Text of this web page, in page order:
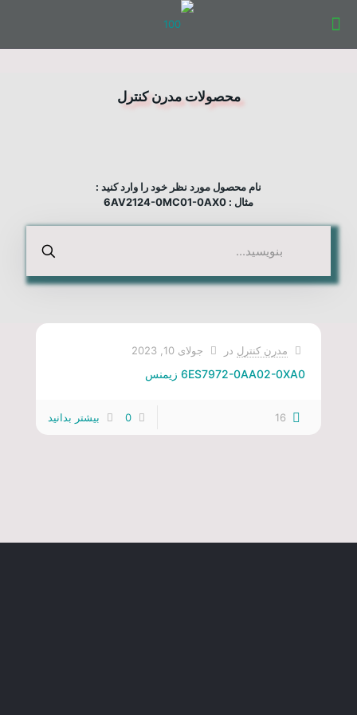
محصولات مدرن کنترل
نام محصول مورد نظر خود را وارد کنید :
مثال : 6AV2124-0MC01-0AX0
مدرن کنترل در جولای 10, 2023
6ES7972-0AA02-0XA0 زیمنس
16
0 بیشتر بدانید